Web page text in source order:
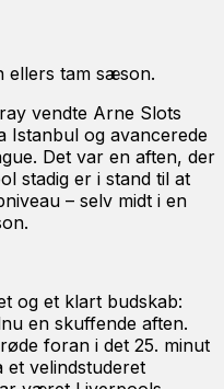
ellers tam sæson.
vendte Arne Slots
Istanbul og avancerede
Det var en aften, der
stadig er i stand til at
– selv midt i en
og et klart budskab:
en skuffende aften.
foran i det 25. minut
et velindstuderet